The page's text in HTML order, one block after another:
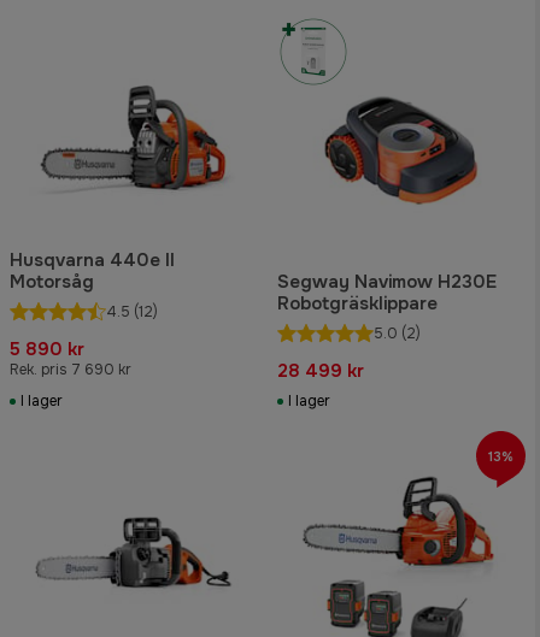
Husqvarna 440e II
Motorsåg
4.5 (12)
5 890 kr
Rek. pris 7 690 kr
I lager
Segway Navimow H230E
Robotgräsklippare
5.0 (2)
28 499 kr
I lager
13%